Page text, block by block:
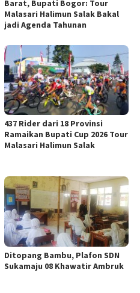
Barat, Bupati Bogor: Tour
Malasari Halimun Salak Bakal
jadi Agenda Tahunan
437 Rider dari 18 Provinsi
Ramaikan Bupati Cup 2026 Tour
Malasari Halimun Salak
Ditopang Bambu, Plafon SDN
Sukamaju 08 Khawatir Ambruk